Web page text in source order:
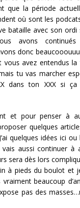
que la période
où sont les
bataille avec son
avons continués
donc
avez entendus la
tu vas marcher
dans ton XXX si ça
et pour penser à
quelques
quelques idées ici
aussi continuer à
sera dès lors
à pieds du boulot et
beaucoup
pas des